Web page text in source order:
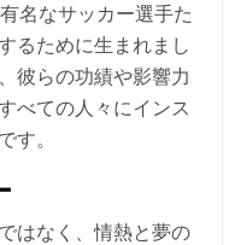
るために生まれまし
彼らの功績や影響力
べての人々にインス
す。
はなく、情熱と夢の